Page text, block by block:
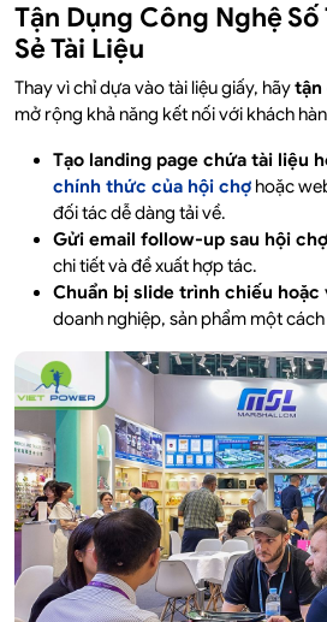
Tận Dụng Công Nghệ
Sẻ Tài Liệu
Thay vì chỉ dựa vào tài liệu giấy, hãytận
mở rộng khả năng kết nối với khách
Tạo landing page chứa tài liệu
chính thức của hội chợ hoặc
đối tác dễ dàng tải về.
Gửi email follow-up sau hội chợ
chi tiết và đề xuất hợp tác.
Chuẩn bị slide trình chiếu hoặc
doanh nghiệp, sản phẩm một